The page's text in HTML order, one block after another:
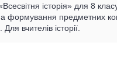
історія» для 8
предметних
вчителів історії.